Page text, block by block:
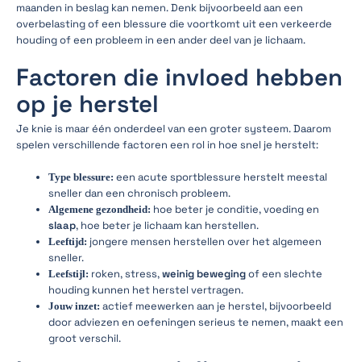
maanden in beslag kan nemen. Denk bijvoorbeeld aan een
overbelasting of een blessure die voortkomt uit een verkeerde
houding of een probleem in een ander deel van je lichaam.
Factoren die invloed hebben
op je herstel
Je knie is maar één onderdeel van een groter systeem. Daarom
spelen verschillende factoren een rol in hoe snel je herstelt:
Type blessure: een acute sportblessure herstelt meestal
sneller dan een chronisch probleem.
Algemene gezondheid: hoe beter je conditie, voeding en
slaap, hoe beter je lichaam kan herstellen.
Leeftijd: jongere mensen herstellen over het algemeen
sneller.
Leefstijl: roken, stress,weinig bewegingof een slechte
houding kunnen het herstel vertragen.
Jouw inzet: actief meewerken aan je herstel, bijvoorbeeld
door adviezen en oefeningen serieus te nemen, maakt een
groot verschil.